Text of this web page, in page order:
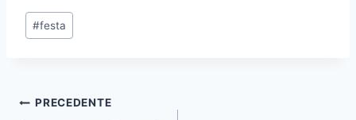
#festa
PRECEDENTE